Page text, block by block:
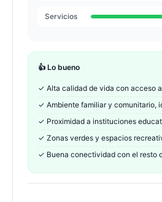
Servicios
👍 Lo bueno
✓ Alta calidad de vida con acceso
✓ Ambiente familiar y comunitario,
✓ Proximidad a instituciones
✓ Zonas verdes y espacios
✓ Buena conectividad con el resto